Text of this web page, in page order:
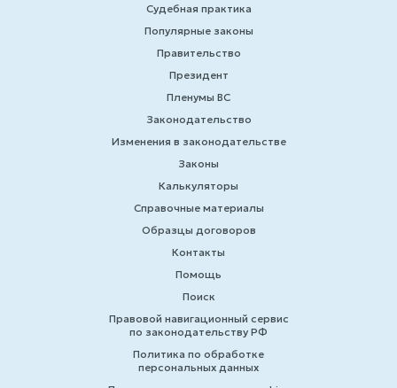
Судебная практика
Популярные законы
Правительство
Президент
Пленумы ВС
Законодательство
Изменения в законодательстве
Законы
Калькуляторы
Справочные материалы
Образцы договоров
Контакты
Помощь
Поиск
Правовой навигационный сервис
по законодательству РФ
Политика по обработке
персональных данных